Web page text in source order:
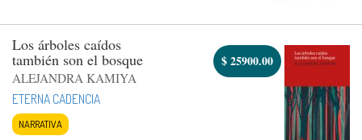
Los árboles caídos
también son el bosque
ALEJANDRA KAMIYA
ETERNA CADENCIA
NARRATIVA
$25900.00